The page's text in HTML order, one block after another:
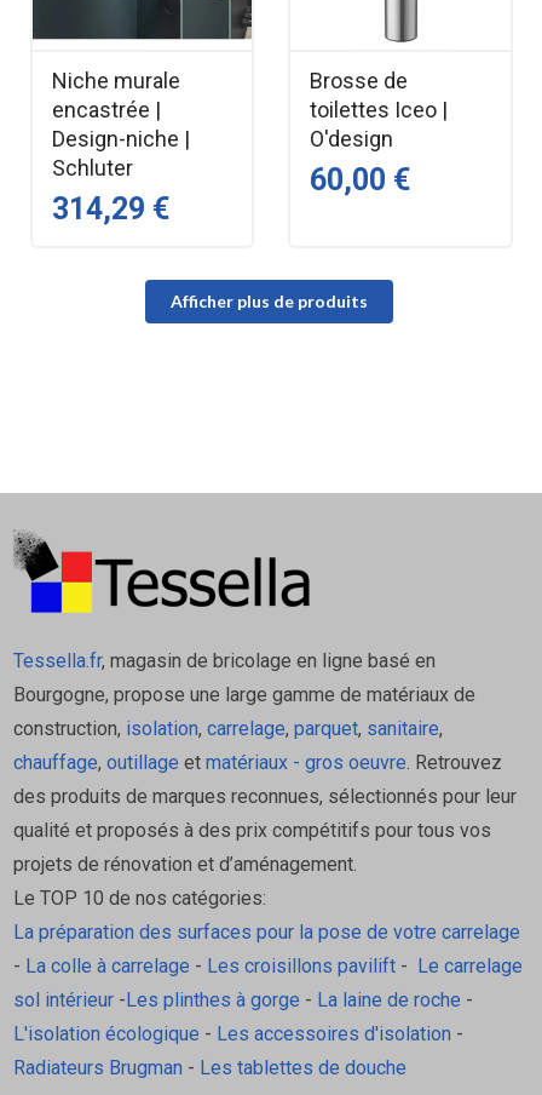
Niche murale
encastrée |
Design-niche |
Schluter
314,29 €
Brosse de
toilettes Iceo |
O'design
60,00 €
Afficher plus de produits
Tessella.fr, magasin de bricolage en ligne basé en
Bourgogne, propose une large gamme de matériaux de
construction, isolation, carrelage, parquet, sanitaire,
chauffage, outillage et matériaux - gros oeuvre. Retrouvez
des produits de marques reconnues, sélectionnés pour leur
qualité et proposés à des prix compétitifs pour tous vos
projets de rénovation et d’aménagement.
Le TOP 10 de nos catégories:
La préparation des surfaces pour la pose de votre carrelage
- La colle à carrelage - Les croisillons pavilift- Le carrelage
sol intérieur-Les plinthes à gorge - La laine de roche -
L'isolation écologique - Les accessoires d'isolation -
Radiateurs Brugman - Les tablettes de douche